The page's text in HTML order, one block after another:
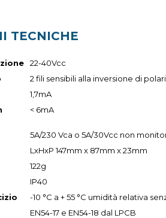
TECNICHE
22-40Vcc
2 fili sensibili alla inversione di
1,7mA
< 6mA
5A/230 Vca o 5A/30Vcc non
LxHxP 147mm x 87mm x 23mm
122g
IP40
-10 °C a + 55 °C umidità relativa
EN54-17 e EN54-18 dal LPCB